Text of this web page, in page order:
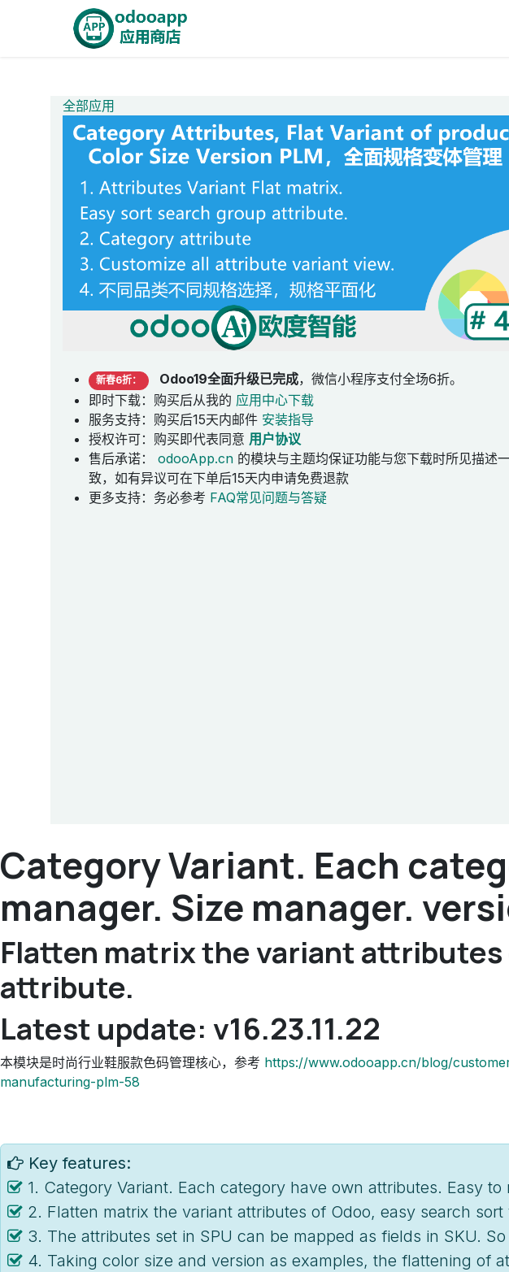
全部应用
新春6折： Odoo19全面升级已完成，微信小程序支付全场6折。
即时下载：购买后从我的 应用中心下载
服务支持：购买后15天内邮件 安装指导
授权许可：购买即代表同意 用户协议
售后承诺： odooApp.cn 的模块与主题均保证功能与您下载时所见描述
致，如有异议可在下单后15天内申请免费退款
更多支持：务必参考 FAQ常见问题与答疑
Category Variant. Each
manager. Size manager.
Flatten matrix the variant
attribute.
Latest update: v16.23.11.22
本模块是时尚行业鞋服款色码管理核心，参考 https://www.odooapp.cn/blog/
manufacturing-plm-58
Key features:
1. Category Variant. Each category have own attributes. Easy
2. Flatten matrix the variant attributes of Odoo, easy search
3. The attributes set in SPU can be mapped as fields in SKU.
4. Taking color size and version as examples, the flattening of